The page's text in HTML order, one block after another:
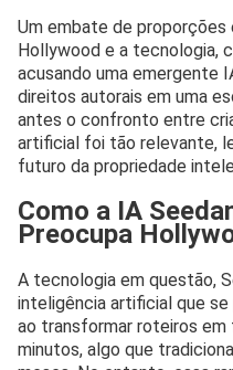
Um embate de
Hollywood e a tecnologia,
acusando uma emergente
direitos autorais em uma
antes o confronto entre
artificial foi tão relevante,
futuro da propriedade
Como a IA
Preocupa
A tecnologia em questão,
inteligência artificial que
ao transformar roteiros
minutos, algo que